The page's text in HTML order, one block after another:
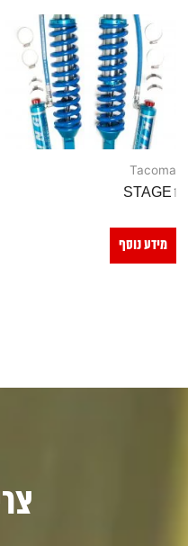
Tacoma
STAGE 1
מידע נוסף